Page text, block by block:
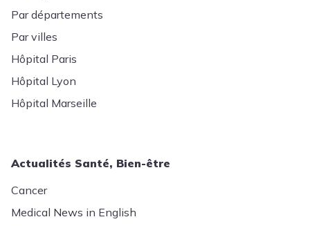
Par départements
Par villes
Hôpital Paris
Hôpital Lyon
Hôpital Marseille
Actualités Santé, Bien-être
Cancer
Medical News in English